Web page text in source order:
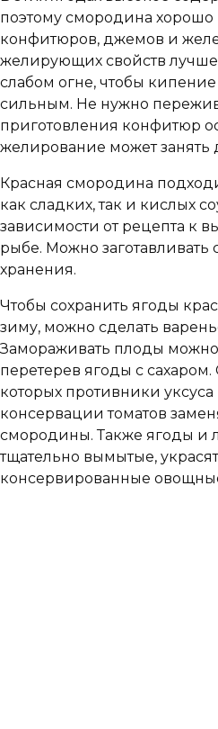
поэтому смородина хорошо
конфитюров, джемов и
желирующих свойств
слабом огне, чтобы
сильным. Не нужно
приготовления конфитюр
желирование может занять
Красная смородина
как сладких, так и кислых
зависимости от рецепта к
рыбе. Можно заготавливать
хранения.
Чтобы сохранить ягоды
зиму, можно сделать
Замораживать плоды можно
перетерев ягоды с
которых противники
консервации томатов
смородины. Также ягоды и
тщательно вымытые,
консервированные